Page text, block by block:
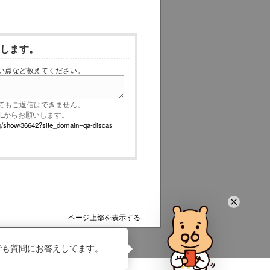
ます。
など教えてください。
ご返信はできません。
らお願いします。
36642?site_domain=qa-discas
ページ上部を表示する
質問にお答えしてます。